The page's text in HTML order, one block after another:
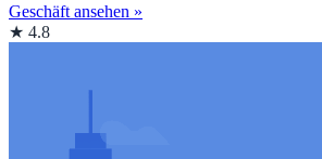
Geschäft ansehen »
★ 4.8